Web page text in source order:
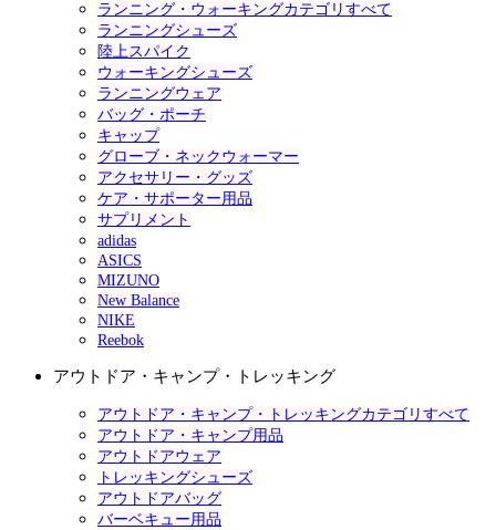
ランニング・ウォーキングカテゴリすべて
ランニングシューズ
陸上スパイク
ウォーキングシューズ
ランニングウェア
バッグ・ポーチ
キャップ
グローブ・ネックウォーマー
アクセサリー・グッズ
ケア・サポーター用品
サプリメント
adidas
ASICS
MIZUNO
New Balance
NIKE
Reebok
アウトドア・キャンプ・トレッキング
アウトドア・キャンプ・トレッキングカテゴリすべて
アウトドア・キャンプ用品
アウトドアウェア
トレッキングシューズ
アウトドアバッグ
バーベキュー用品